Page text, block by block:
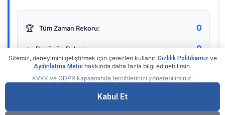
🏆 Tüm Zaman Rekoru: 0
⭐ Bugünün Rekoru: 0
Gerçek zamanlı sayaç
Sitemiz, deneyimini geliştirmek için çerezleri kullanır. Gizlilik Politikamız ve
Aydınlatma Metni hakkında daha fazla bilgi edinebilirsin.
KVKK ve GDPR kapsamında tercihlerinizi yönetebilirsiniz.
Kabul Et